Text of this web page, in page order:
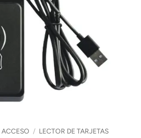
/ LECTOR DE TARJETAS